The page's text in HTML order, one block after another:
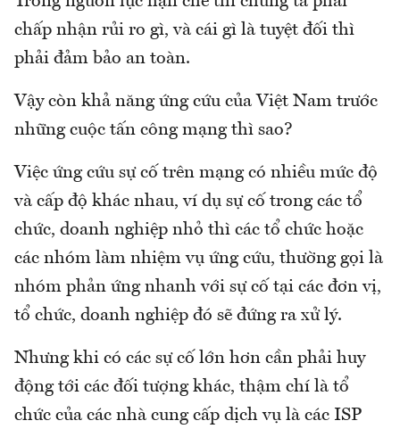
chấp nhận rủi ro gì, và cái gì là tuyệt đối thì
phải đảm bảo an toàn.
Vậy còn khả năng ứng cứu của Việt Nam trước
những cuộc tấn công mạng thì sao?
Việc ứng cứu sự cố trên mạng có nhiều mức độ
và cấp độ khác nhau, ví dụ sự cố trong các tổ
chức, doanh nghiệp nhỏ thì các tổ chức hoặc
các nhóm làm nhiệm vụ ứng cứu, thường gọi là
nhóm phản ứng nhanh với sự cố tại các đơn vị,
tổ chức, doanh nghiệp đó sẽ đứng ra xử lý.
Nhưng khi có các sự cố lớn hơn cần phải huy
động tới các đối tượng khác, thậm chí là tổ
chức của các nhà cung cấp dịch vụ là các ISP